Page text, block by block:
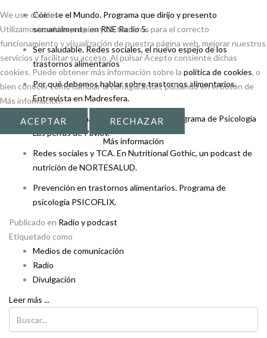
Cómete el Mundo. Programa que dirijo y presento
semanalmente en RNE Radio 5.
Ser saludable. Redes sociales, el nuevo espejo de los
trastornos alimentarios
Por qué debemos hablar sobre trastornos alimentarios.
Entrevista en Madresfera.
Imagen personal y redes sociales. En programa de Psicología
Las perras de Pavlov.
Redes sociales y TCA. En Nutritional Gothic, un podcast de
nutrición de NORTESALUD.
Prevención en trastornos alimentarios. Programa de
psicología PSICOFLIX.
Publicado en Radio y podcast
Etiquetado como
Medios de comunicación
Radio
Divulgación
Leer más ...
We use cookies
Utilizamos cookies propias y de terceros para el correcto
funcionamiento y visualización de nuestra página web, mejorar nuestros
servicios y facilitar su acceso. Al pulsar Acepto consiente dichas
cookies. Puede obtener más información sobre la política de cookies, o
bien conocer cómo cambiar la configuración, pulsando en el botón de
Más información.
ACEPTAR RECHAZAR
Más información